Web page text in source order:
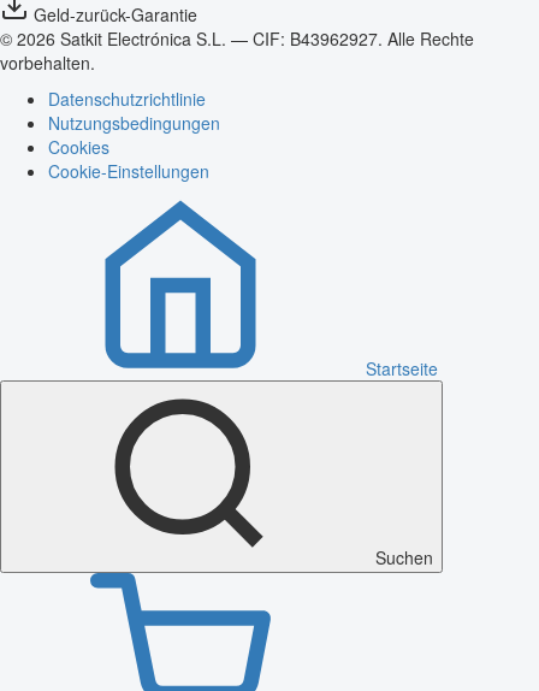
Geld-zurück-Garantie
© 2026 Satkit Electrónica S.L. — CIF: B43962927. Alle Rechte
vorbehalten.
Datenschutzrichtlinie
Nutzungsbedingungen
Cookies
Cookie-Einstellungen
Startseite
Suchen